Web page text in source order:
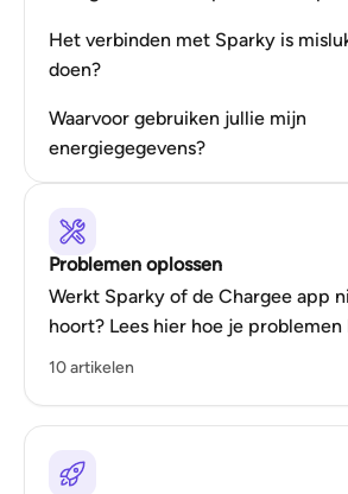
Het verbinden met Sparky is
doen?
Waarvoor gebruiken jullie mijn
energiegegevens?
Problemen oplossen
Werkt Sparky of de Chargee app
hoort? Lees hier hoe je problemen
10 artikelen